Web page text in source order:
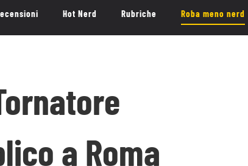
Hot Nerd Rubriche Roba meno nerd
a Roma